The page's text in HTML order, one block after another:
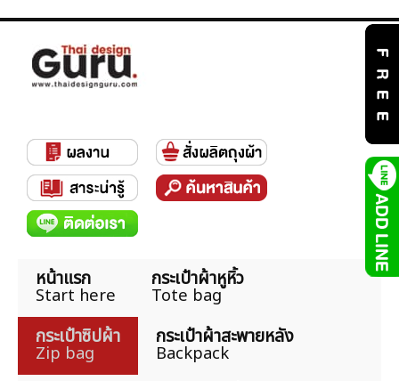
หน้าแรก
Start here
กระเป๋าผ้าหูหิ้ว
Tote bag
กระเป๋าซิปผ้า
Zip bag
กระเป๋าผ้าสะพายหลัง
Backpack